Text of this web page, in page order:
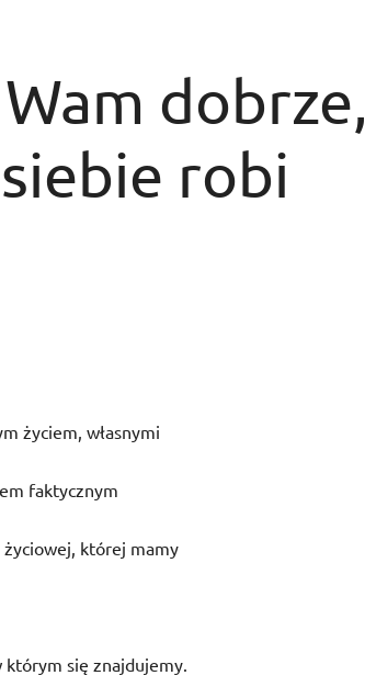
dobrze,
robi
życiem, własnymi
faktycznym
której mamy
którym się znajdujemy.